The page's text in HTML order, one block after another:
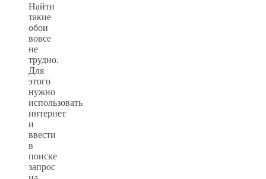
Найти
такие
обои
вовсе
не
трудно.
Для
этого
нужно
использовать
интернет
и
ввести
в
поиске
запрос